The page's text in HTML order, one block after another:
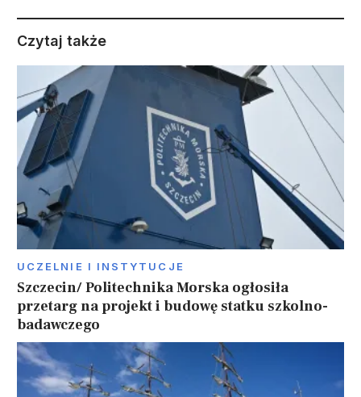
Czytaj także
UCZELNIE I INSTYTUCJE
Szczecin/ Politechnika Morska ogłosiła
przetarg na projekt i budowę statku szkolno-
badawczego